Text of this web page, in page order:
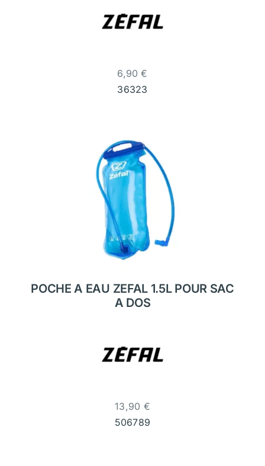
6,90€
36323
POCHE A EAU ZEFAL 1.5L POUR SAC
A DOS
13,90 €
506789